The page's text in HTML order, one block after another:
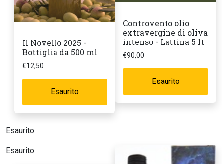
Controvento olio
extravergine di oliva
intenso - Lattina 5 lt
€90,00
Esaurito
Il Novello 2025 -
Bottiglia da 500 ml
€12,50
Esaurito
Esaurito
Esaurito